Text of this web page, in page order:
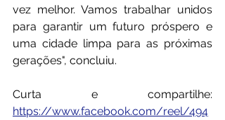
vez melhor. Vamos trabalhar unidos
para garantir um futuro próspero e
uma cidade limpa para as próximas
gerações", concluiu.
https://www.facebook.com/reel/494